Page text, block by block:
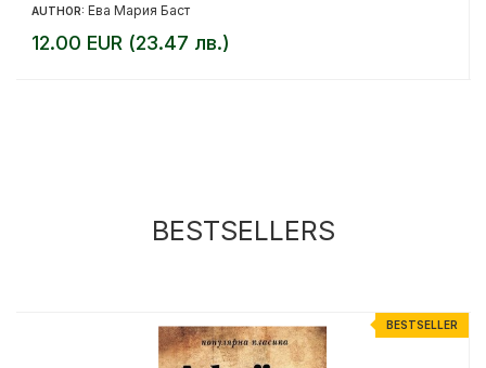
AUTHOR: Ева Мария Баст
12.00 EUR (23.47 лв.)
BESTSELLERS
BESTSELLER